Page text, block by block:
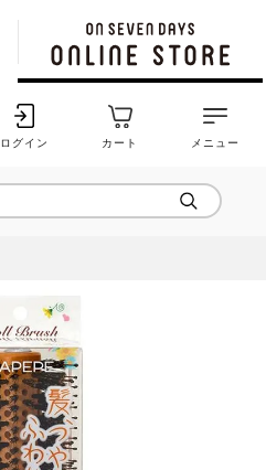
ログイン カート メニュー